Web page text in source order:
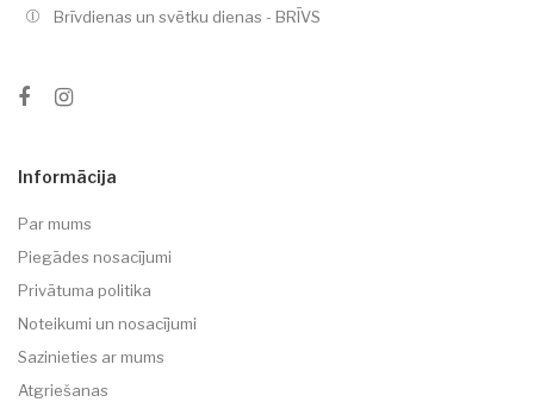
Brīvdienas un svētku dienas - BRĪVS
Informācija
Par mums
Piegādes nosacījumi
Privātuma politika
Noteikumi un nosacījumi
Sazinieties ar mums
Atgriešanas